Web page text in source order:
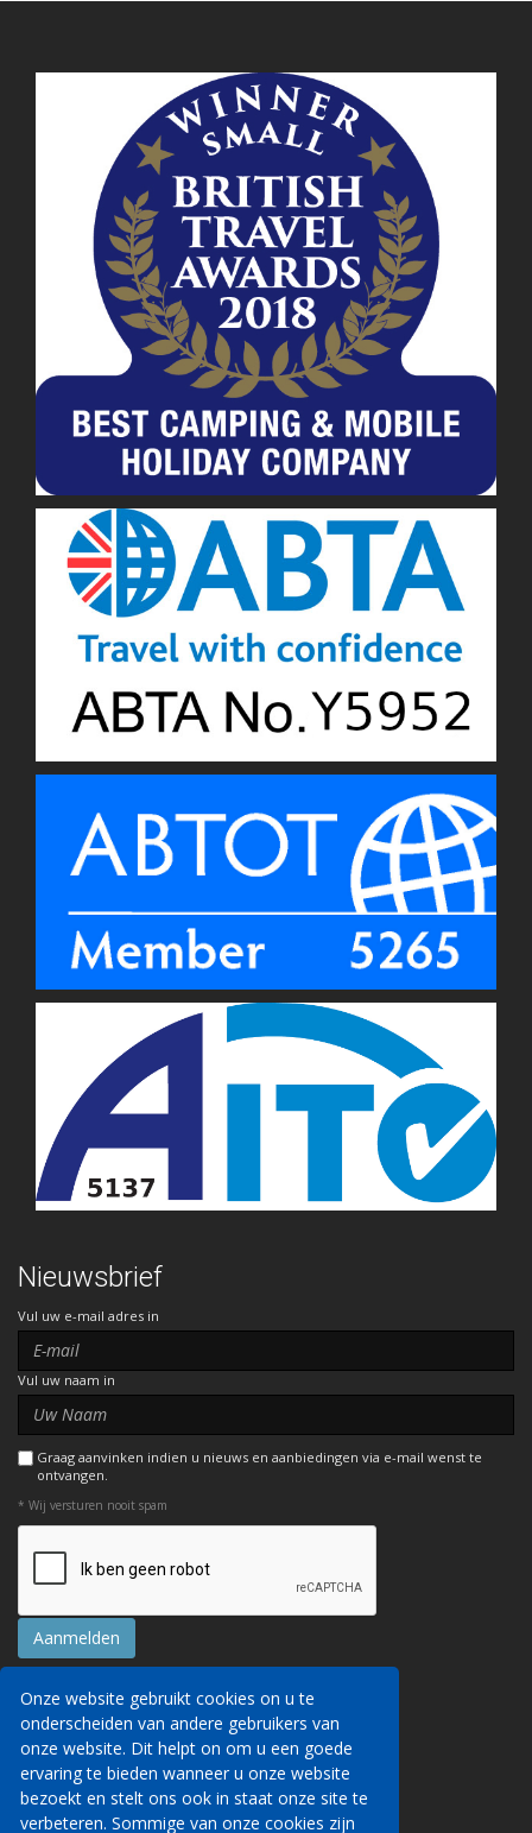
Wij kunnen uw persoonsgegevens via deze
website verzamelen om u details van onze
diensten te verstrekken, om reisdiensten te
Onze website gebruikt cookies on u te
onderscheiden van andere gebruikers van
onze website. Dit helpt on om u een goede
ervaring te bieden wanneer u onze website
bezoekt en stelt ons ook in staat onze site te
verbeteren. Sommige van onze cookies zijn
Nieuwsbrief
Vul uw e-mail adres in
Vul uw naam in
Graag aanvinken indien u nieuws en aanbiedingen via e-mail wenst te
ontvangen.
* Wij versturen nooit spam
Contact
Reserveringsvoorwaarden
Privacyverklaring
AITO, ABTA & ABTOT
Werken voor ons
Website veiligheid